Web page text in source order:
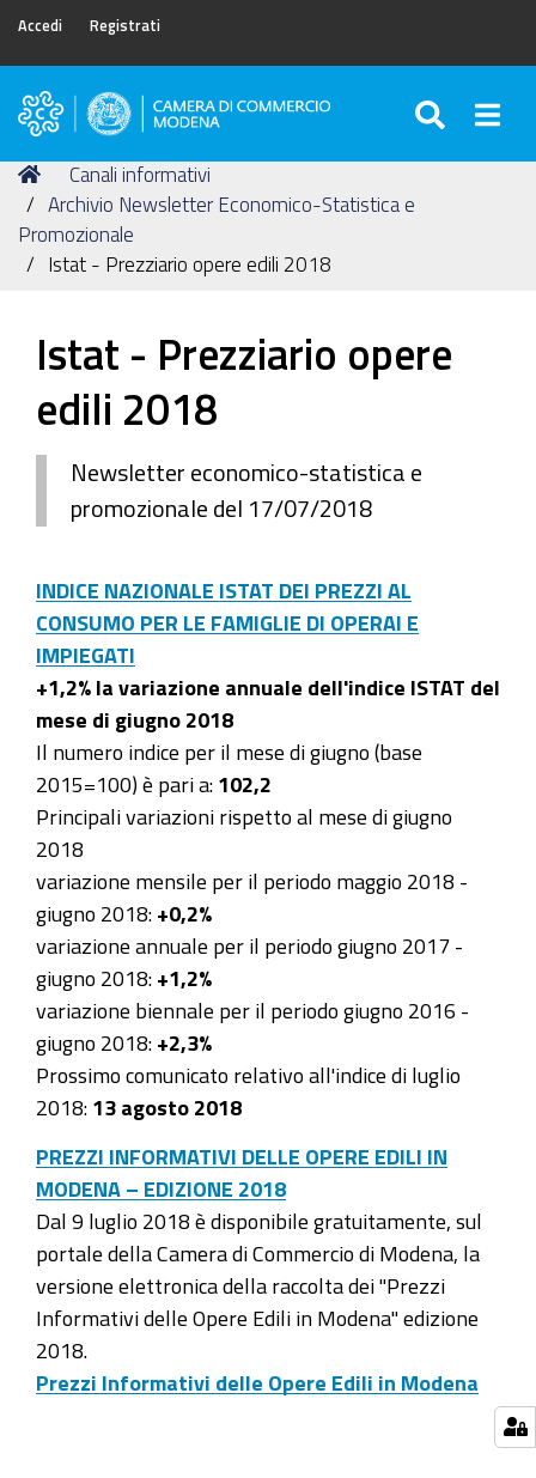
Accedi Registrati
Camera
Commercio
di
Modena
Tu
sei
qui:
Home
Canali informativi
Archivio Newsletter Economico-Statistica e
Promozionale
Istat - Prezziario opere edili 2018
Istat - Prezziario opere
edili 2018
Newsletter economico-statistica e
promozionale del 17/07/2018
INDICE NAZIONALE ISTAT DEI PREZZI AL
CONSUMO PER LE FAMIGLIE DI OPERAI E
IMPIEGATI
+1,2% la variazione annuale dell'indice ISTAT del
mese di giugno 2018
Il numero indice per il mese di giugno (base
2015=100) è pari a: 102,2
Principali variazioni rispetto al mese di giugno
2018
variazione mensile per il periodo maggio 2018 -
giugno 2018: +0,2%
variazione annuale per il periodo giugno 2017 -
giugno 2018: +1,2%
variazione biennale per il periodo giugno 2016 -
giugno 2018: +2,3%
Prossimo comunicato relativo all'indice di luglio
2018: 13 agosto 2018
PREZZI INFORMATIVI DELLE OPERE EDILI IN
MODENA – EDIZIONE 2018
Dal 9 luglio 2018 è disponibile gratuitamente, sul
portale della Camera di Commercio di Modena, la
versione elettronica della raccolta dei "Prezzi
Informativi delle Opere Edili in Modena" edizione
2018.
Prezzi Informativi delle Opere Edili in Modena